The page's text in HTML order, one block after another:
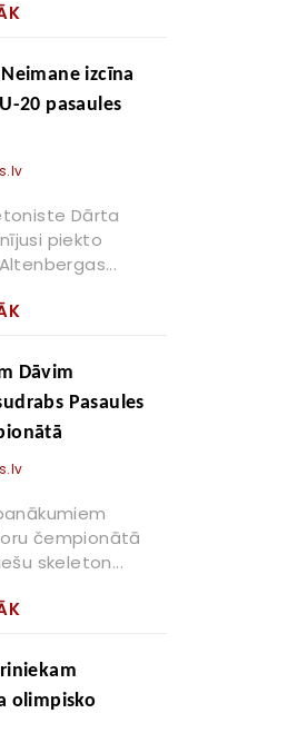
izcīna
20 pasaules
Dārta
piekto
Dāvim
Pasaules
čempionātā
skeleton...
olimpisko